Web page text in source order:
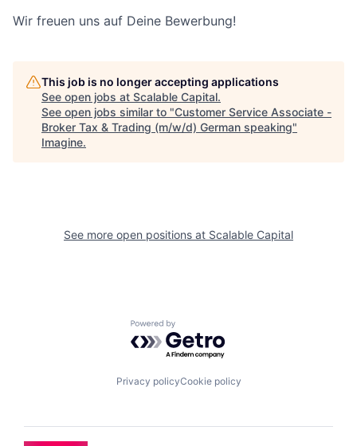
Wir freuen uns auf Deine Bewerbung!
This job is no longer accepting applications
See open jobs at Scalable Capital.
See open jobs similar to "Customer Service Associate -
Broker Tax & Trading (m/w/d) German speaking"
Imagine.
See more open positions at Scalable Capital
Powered by Getro.com
Privacy policyCookie policy